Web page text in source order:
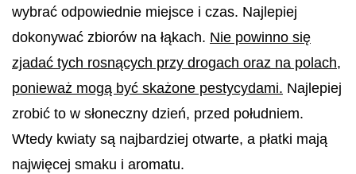
wybrać odpowiednie miejsce i czas. Najlepiej
dokonywać zbiorów na łąkach. Nie powinno się
zjadać tych rosnących przy drogach oraz na polach,
ponieważ mogą być skażone pestycydami. Najlepiej
zrobić to w słoneczny dzień, przed południem.
Wtedy kwiaty są najbardziej otwarte, a płatki mają
najwięcej smaku i aromatu.